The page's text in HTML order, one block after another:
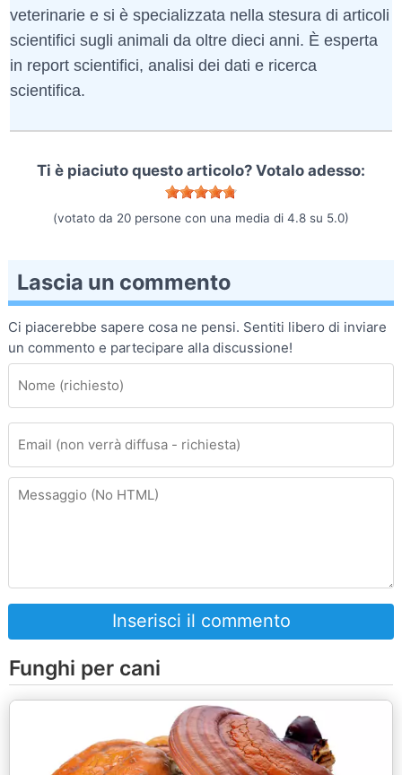
veterinarie e si è specializzata nella stesura di articoli
scientifici sugli animali da oltre dieci anni. È esperta
in report scientifici, analisi dei dati e ricerca
scientifica.
Ti è piaciuto questo articolo? Votalo adesso:
(votato da 20 persone con una media di 4.8 su 5.0)
Lascia un commento
Ci piacerebbe sapere cosa ne pensi. Sentiti libero di inviare
un commento e partecipare alla discussione!
Inserisci il commento
Funghi per cani